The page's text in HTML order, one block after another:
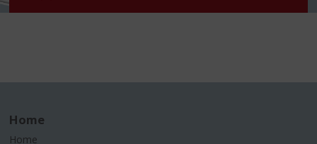
Home
Home